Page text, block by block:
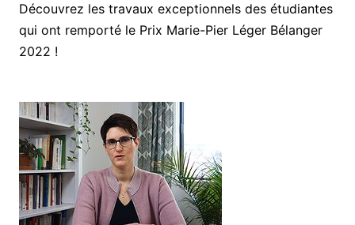
Découvrez les travaux exceptionnels des étudiantes
qui ont remporté le Prix Marie-Pier Léger Bélanger
2022 !